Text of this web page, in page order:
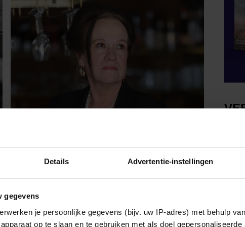
Details Advertentie-instellingen
gegevens
je persoonlijke gegevens (bijv. uw IP-adres) met behulp
op te slaan en te gebruiken met als doel
XANDRA BROOD BLIKT
TERUG OP EERSTE
LIEFDESNEST MET HERMAN
BROOD: “HIER IS LOLA
Het is deze zomer precies 25 jaar geleden dat